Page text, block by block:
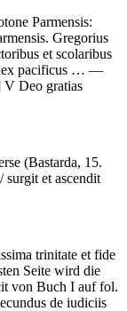
Parmensis:
. Gregorius
et scolaribus
pacificus … —
Deo gratias
(Bastarda, 15.
surgit et ascendit
trinitate et fide
Seite wird die
von Buch I auf fol.
de iudiciis